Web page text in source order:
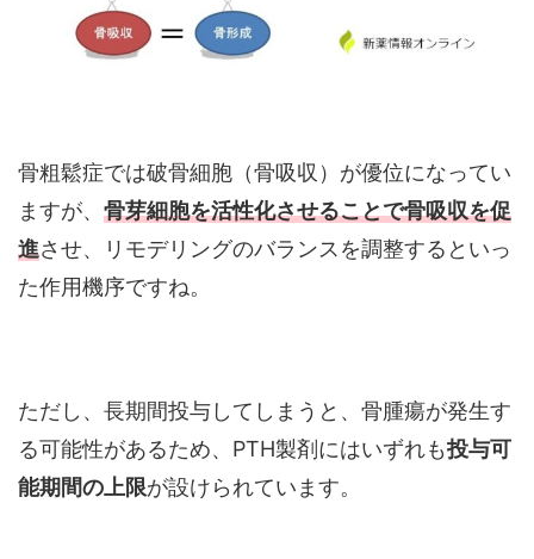
骨粗鬆症では破骨細胞（骨吸収）が優位になってい
ますが、 骨芽細胞を活性化させることで骨吸収を促
進させ、リモデリングのバランスを調整するといっ
た作用機序ですね。
ただし、長期間投与してしまうと、骨腫瘍が発生す
る可能性があるため、PTH製剤にはいずれも投与可
能期間の上限が設けられています。